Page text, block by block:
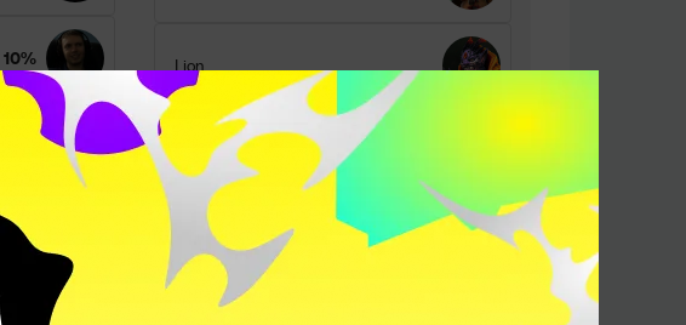
10% Lion
Ogre Magi
Juggernaut